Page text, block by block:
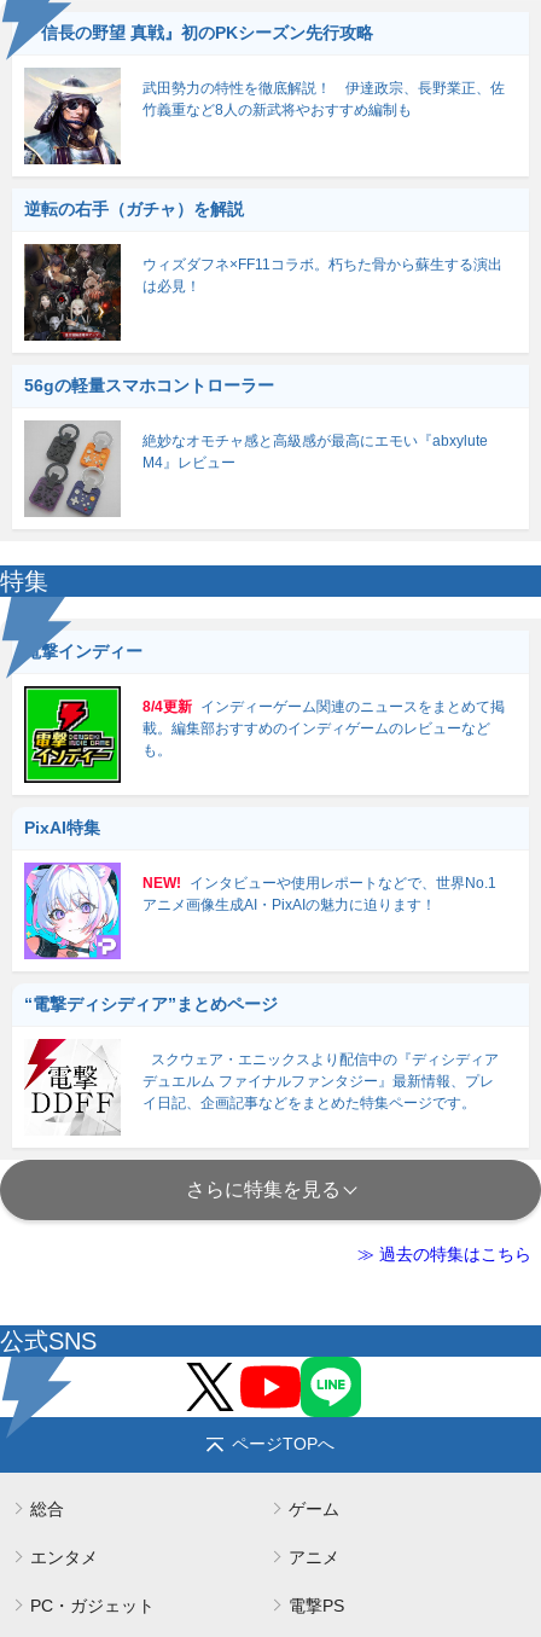
『信長の野望 真戦』初のPKシーズン先行攻略
武田勢力の特性を徹底解説！ 伊達政宗、長野業正、佐
竹義重など8人の新武将やおすすめ編制も
逆転の右手（ガチャ）を解説
ウィズダフネ×FF11コラボ。朽ちた骨から蘇生する演出
は必見！
56gの軽量スマホコントローラー
絶妙なオモチャ感と高級感が最高にエモい『abxylute
M4』レビュー
特集
電撃インディー
8/4更新 インディーゲーム関連のニュースをまとめて掲
載。編集部おすすめのインディゲームのレビューなど
も。
PixAI特集
NEW!
インタビューや使用レポートなどで、世界No.1
アニメ画像生成AI・PixAIの魅力に迫ります！
“電撃ディシディア”まとめページ
スクウェア・エニックスより配信中の『ディシディア
デュエルム ファイナルファンタジー』最新情報、プレ
イ日記、企画記事などをまとめた特集ページです。
さらに特集を見る
≫ 過去の特集はこちら
公式SNS
ページTOPへ
総合 ゲーム
エンタメ アニメ
PC・ガジェット 電撃PS